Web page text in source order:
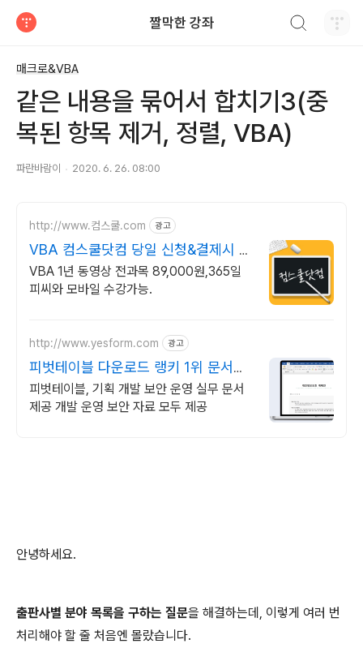
짤막한 강좌
매크로&VBA
같은 내용을 묶어서 합치기3(중
복된 항목 제거, 정렬, VBA)
파란바람이 2020. 6. 26. 08:00
http://www.컴스쿨.com 광고
VBA 컴스쿨닷컴 당일 신청&결제시 기
프티콘!
VBA 1년 동영상 전과목 89,000원,365일
피씨와 모바일 수강가능.
http://www.yesform.com 광고
피벗테이블 다운로드 랭키 1위 문서서
식 플랫폼
피벗테이블, 기획 개발 보안 운영 실무 문서
제공 개발 운영 보안 자료 모두 제공
안녕하세요.
출판사별 분야 목록을 구하는 질문을 해결하는데, 이렇게 여러 번
처리해야 할 줄 처음엔 몰랐습니다.